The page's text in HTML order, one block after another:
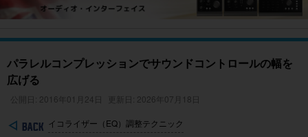
パラレルコンプレッションでサウンドコントロールの幅を
広げる
公開日: 2016年01月24日 更新日: 2026年07月18日
イコライザー（EQ）調整テクニック